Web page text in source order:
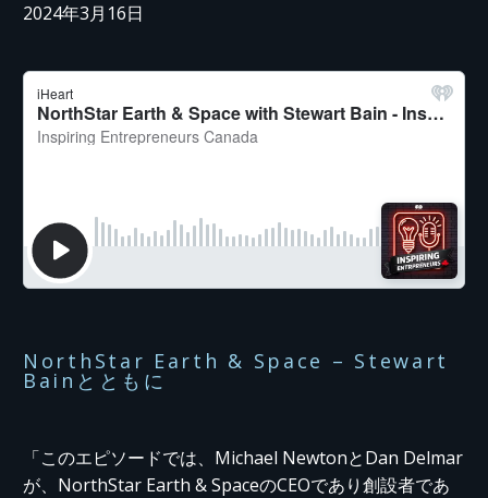
2024年3月16日
NorthStar Earth & Space – Stewart
Bainとともに
「このエピソードでは、Michael NewtonとDan Delmar
が、NorthStar Earth & SpaceのCEOであり創設者であ